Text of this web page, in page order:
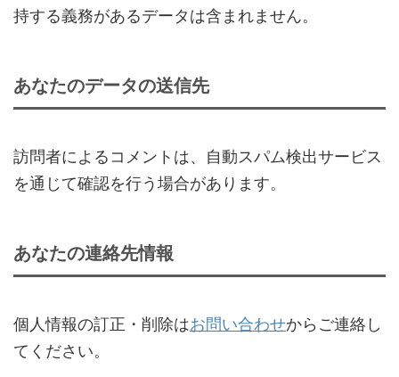
持する義務があるデータは含まれません。
あなたのデータの送信先
訪問者によるコメントは、自動スパム検出サービス
を通じて確認を行う場合があります。
あなたの連絡先情報
個人情報の訂正・削除はお問い合わせからご連絡し
てください。